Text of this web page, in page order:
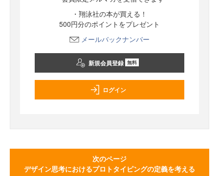
・翔泳社の本が買える！
500円分のポイントをプレゼント
メールバックナンバー
新規会員登録 無料
ログイン
次のページ
デザイン思考におけるプロトタイピングの定義を考える